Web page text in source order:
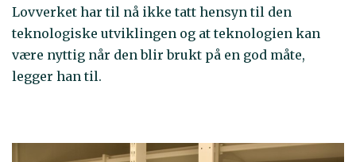
Lovverket har til nå ikke tatt hensyn til den
teknologiske utviklingen og at teknologien kan
være nyttig når den blir brukt på en god måte,
legger han til.